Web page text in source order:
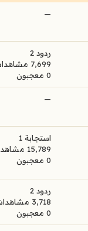
—
ردود 2
7,699 مشاهدات
0 معجبون
—
استجابة 1
15,789 مشاهدات
0 معجبون
ردود 2
3,718 مشاهدات
0 معجبون